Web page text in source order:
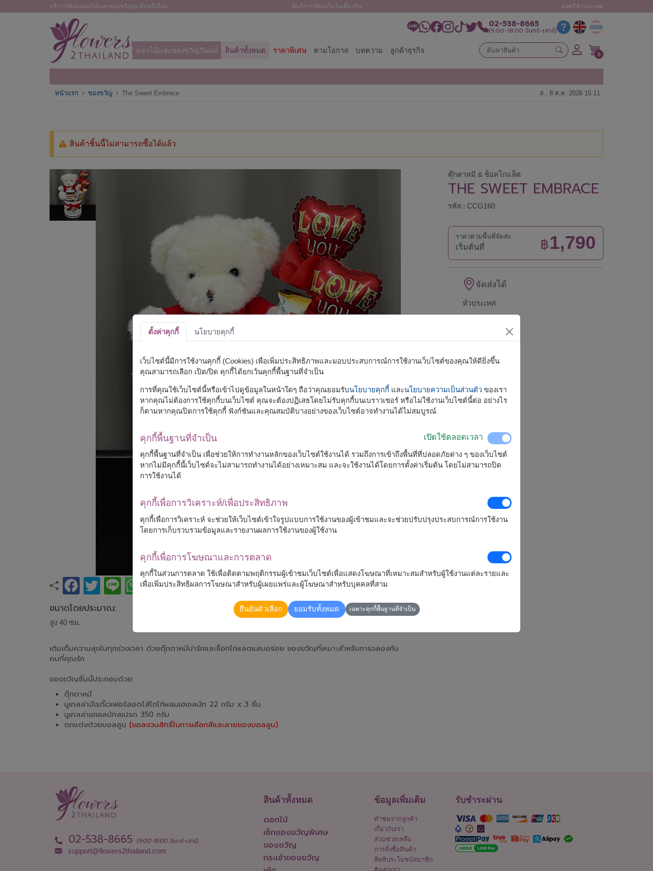
บริการจัดส่งดอกไม้และของขวัญระดับพรีเมียม มีบริการจัดส่งในวันเดียวกัน ส่งฟรีทั่วประเทศ
02-538-8665
(9:00-18:00 จันทร์-เสาร์)
ดอกไม้และของขวัญวันแม่ สินค้าทั้งหมด ราคาพิเศษ ตามโอกาส บทความ ลูกค้าธุรกิจ 0
หน้าแรก ของขวัญ The Sweet Embrace ส., 8 ส.ค. 2026 15:11
สินค้าชิ้นนี้ไม่สามารถซื้อได้แล้ว
ขนาดโดยประมาณ:
สูง 40 ซม.
เติมเต็มความสุขในทุกช่วงเวลา ด้วยตุ๊กตาหมีน่ารักและช็อกโกแลตแสนอร่อย ของขวัญที่เหมาะสำหรับการฉลองกับ
คนที่คุณรัก
ของขวัญชิ้นนี้ประกอบด้วย:
ตุ๊กตาหมี
นูเทลล่าบีเรดี้เวเฟอร์สอดไส้โกโก้ผสมเฮเซลนัท 22 กรัม x 3 ชิ้น
นูเทลล่าเฮเซลนัทสเปรด 350 กรัม
ตกแต่งด้วยบอลลูน (ขอสงวนสิทธิ์ในการเลือกสีและลายของบอลลูน)
ตุ๊กตาหมี & ช็อคโกแล็ต
THE SWEET EMBRACE
รหัส : CCG160
ราคาตามพื้นที่จัดส่ง
เริ่มต้นที่ ฿1,790
จัดส่งได้
ทั่วประเทศ
02-538-8665 (9:00-18:00 จันทร์-เสาร์)
support@flowers2thailand.com
สินค้าทั้งหมด
ดอกไม้
เซ็ทของขวัญพิเศษ
ของขวัญ
กระเช้าของขวัญ
ข้อมูลเพิ่มเติม
คำชมจากลูกค้า
เกี่ยวกับเรา
ส่วนช่วยเหลือ
การสั่งซื้อสินค้า
สิทธิประโยชน์สมาชิก
รับชำระผ่าน
ตั้งค่าคุกกี้ นโยบายคุกกี้
เว็บไซต์นี้มีการใช้งานคุกกี้ (Cookies) เพื่อเพิ่มประสิทธิภาพและมอบประสบการณ์การใช้งานเว็บไซต์ของคุณให้ดียิ่งขึ้น
คุณสามารถเลือก เปิด/ปิด คุกกี้ได้ยกเว้นคุกกี้พื้นฐานที่จำเป็น
การที่คุณใช้เว็บไซต์นี้หรือเข้าไปดูข้อมูลในหน้าใดๆ ถือว่าคุณยอมรับนโยบายคุกกี้ และนโยบายความเป็นส่วนตัว ของเรา
หากคุณไม่ต้องการใช้คุกกี้บนเว็บไซต์ คุณจะต้องปฏิเสธโดยไม่รับคุกกี้บนเบราวเซอร์ หรือไม่ใช้งานเว็บไซต์นี้ต่อ อย่างไร
ก็ตามหากคุณปิดการใช้คุกกี้ ฟังก์ชันและคุณสมบัติบางอย่างของเว็บไซต์อาจทำงานได้ไม่สมบูรณ์
คุกกี้พื้นฐานที่จำเป็น เปิดใช้ตลอดเวลา
คุกกี้พื้นฐานที่จำเป็น เพื่อช่วยให้การทำงานหลักของเว็บไซต์ใช้งานได้ รวมถึงการเข้าถึงพื้นที่ที่ปลอดภัยต่าง ๆ ของเว็บไซต์
หากไม่มีคุกกี้นี้เว็บไซต์จะไม่สามารถทำงานได้อย่างเหมาะสม และจะใช้งานได้โดยการตั้งค่าเริ่มต้น โดยไม่สามารถปิด
การใช้งานได้
คุกกี้เพื่อการวิเคราะห์/เพื่อประสิทธิภาพ
คุกกี้เพื่อการวิเคราะห์ จะช่วยให้เว็บไซต์เข้าใจรูปแบบการใช้งานของผู้เข้าชมและจะช่วยปรับปรุงประสบการณ์การใช้งาน
โดยการเก็บรวบรวมข้อมูลและรายงานผลการใช้งานของผู้ใช้งาน
คุกกี้เพื่อการโฆษณาและการตลาด
คุกกี้ในส่วนการตลาด ใช้เพื่อติดตามพฤติกรรมผู้เข้าชมเว็บไซต์เพื่อแสดงโฆษณาที่เหมาะสมสำหรับผู้ใช้งานแต่ละรายและ
เพื่อเพิ่มประสิทธิผลการโฆษณาสำหรับผู้เผยแพร่และผู้โฆษณาสำหรับบุคคลที่สาม
ยืนยันตัวเลือก ยอมรับทั้งหมด เฉพาะคุกกี้พื้นฐานที่จำเป็น